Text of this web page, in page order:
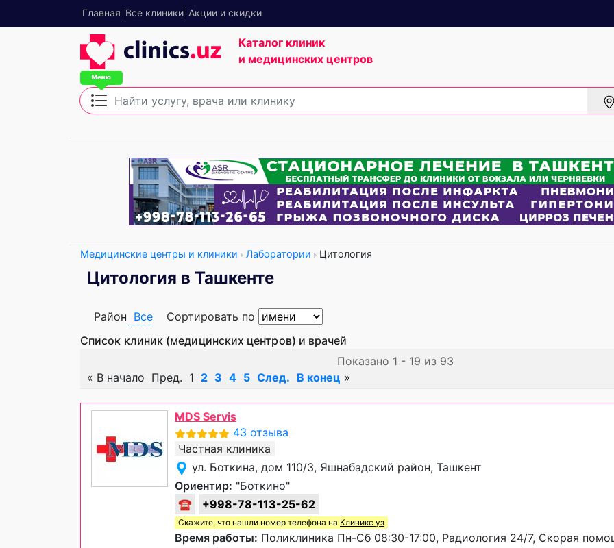
Главная Все клиники Акции и скидки
Каталог клиник
и медицинских центров
Медицинские центры и клиники Лаборатории Цитология
Цитология в Ташкенте
Район Все
Сортировать по
Список клиник (медицинских центров) и врачей
Показано 1 - 19 из 93
« В начало Пред. 1 2 3 4 5 След. В конец »
MDS Servis
43 отзыва
Частная клиника
ул. Боткина, дом 110/3, Яшнабадский район, Ташкент
Ориентир: "Боткино"
☎
+998-78-113-25-62
Скажите, что нашли номер телефона на Клиникс уз
Время работы: Поликлиника Пн-Сб 08:30-17:00, Радиология 24/7, Скорая